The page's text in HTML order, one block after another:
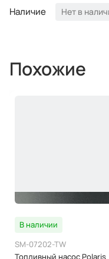
OEM номера: 345-
Производитель: Sinera
Наличие Нет в
Похожие
В наличии
SM-07202-TW
Топливный насос Polaris